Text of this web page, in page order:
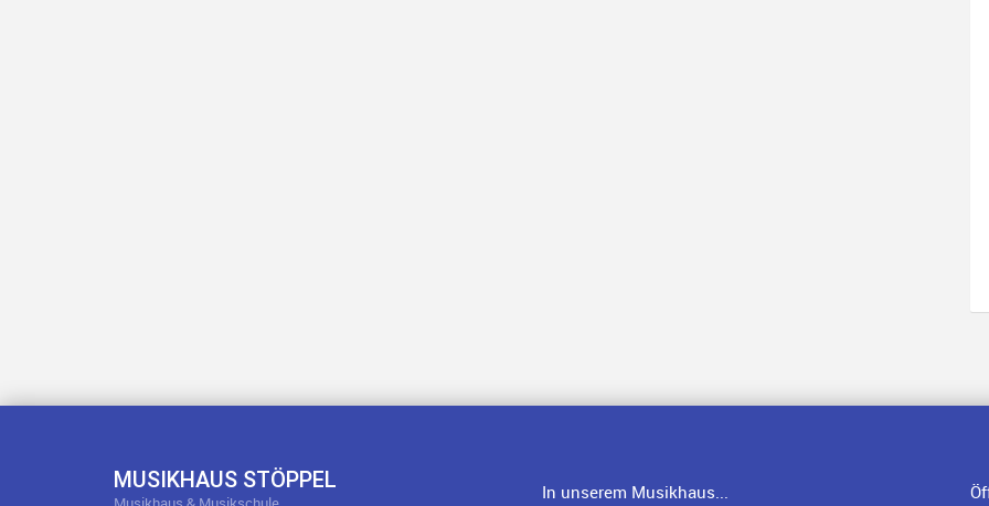
MUSIKHAUS STÖPPEL In unserem Musikhaus...